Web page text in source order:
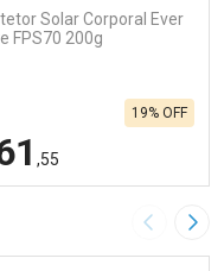
Solar Corporal Ever
FPS70 200g
,55
19% OFF
Imagem